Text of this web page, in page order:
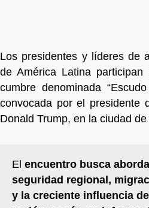
Los presidentes y líderes de
de América Latina
cumbre denominada
convocada por el presidente
Donald Trump, en la ciudad
El encuentro busca
seguridad regional,
y la creciente influencia